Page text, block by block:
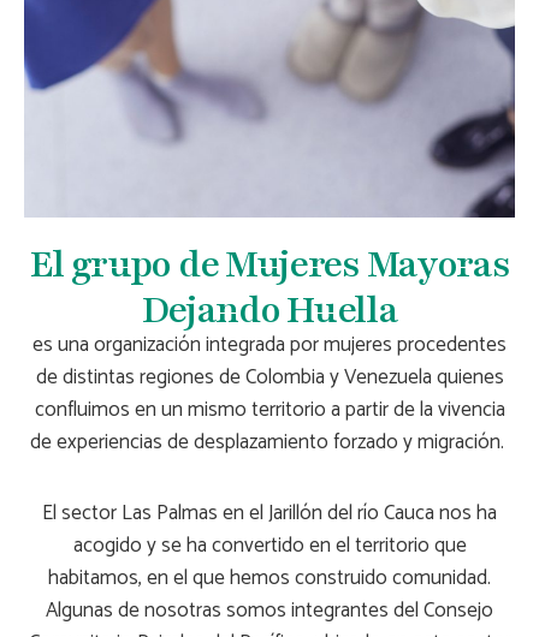
El grupo de Mujeres Mayoras
Dejando Huella
es una organización integrada por mujeres procedentes
de distintas regiones de Colombia y Venezuela quienes
confluimos en un mismo territorio a partir de la vivencia
de experiencias de desplazamiento forzado y migración.
El sector Las Palmas en el Jarillón del río Cauca nos ha
acogido y se ha convertido en el territorio que
habitamos, en el que hemos construido comunidad.
Algunas de nosotras somos integrantes del Consejo